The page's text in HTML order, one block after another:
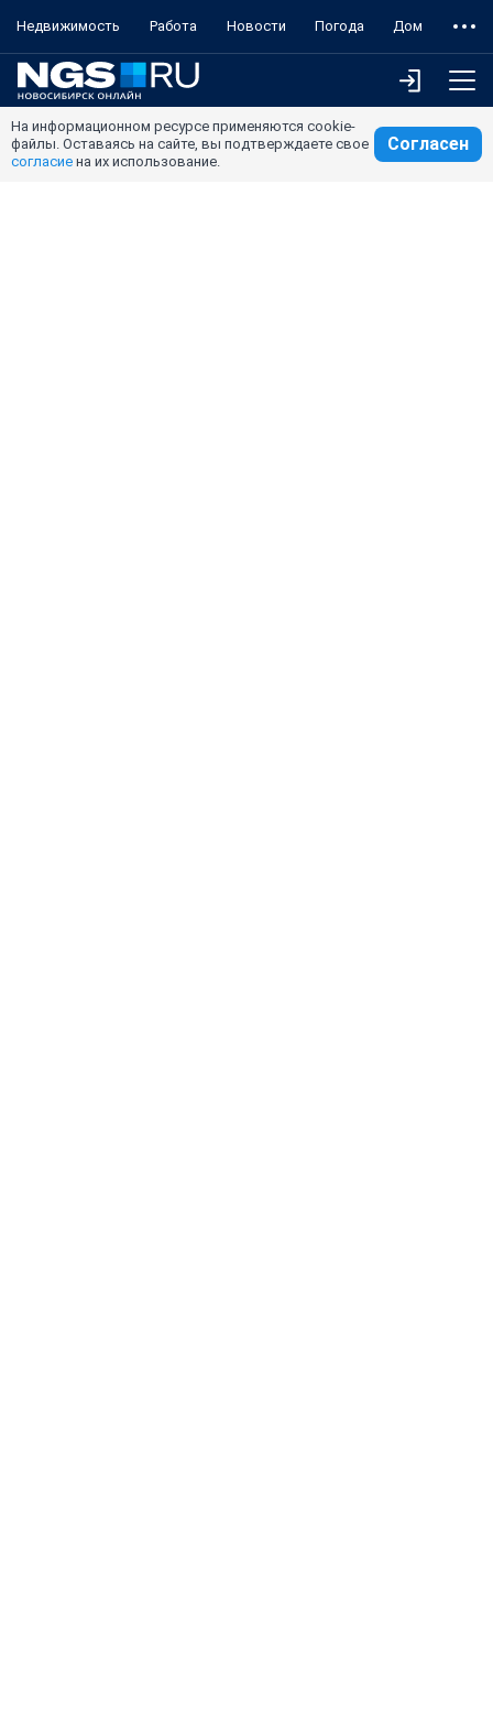
Недвижимость Работа Новости Погода Дом
На информационном ресурсе применяются cookie-
файлы. Оставаясь на сайте, вы подтверждаете свое
согласие на их использование.
Согласен